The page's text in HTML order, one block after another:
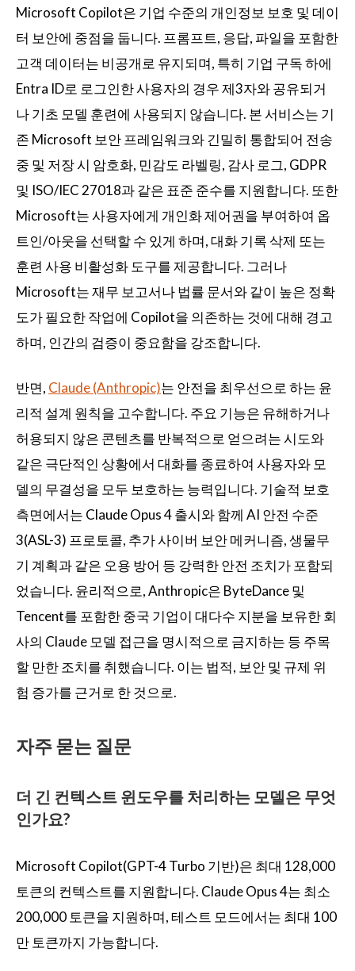
Microsoft Copilot은 기업 수준의 개인정보 보호 및 데이
터 보안에 중점을 둡니다. 프롬프트, 응답, 파일을 포함한
고객 데이터는 비공개로 유지되며, 특히 기업 구독 하에
Entra ID로 로그인한 사용자의 경우 제3자와 공유되거
나 기초 모델 훈련에 사용되지 않습니다. 본 서비스는 기
존 Microsoft 보안 프레임워크와 긴밀히 통합되어 전송
중 및 저장 시 암호화, 민감도 라벨링, 감사 로그, GDPR
및 ISO/IEC 27018과 같은 표준 준수를 지원합니다. 또한
Microsoft는 사용자에게 개인화 제어권을 부여하여 옵
트인/아웃을 선택할 수 있게 하며, 대화 기록 삭제 또는
훈련 사용 비활성화 도구를 제공합니다. 그러나
Microsoft는 재무 보고서나 법률 문서와 같이 높은 정확
도가 필요한 작업에 Copilot을 의존하는 것에 대해 경고
하며, 인간의 검증이 중요함을 강조합니다.
반면, Claude (Anthropic)는 안전을 최우선으로 하는 윤
리적 설계 원칙을 고수합니다. 주요 기능은 유해하거나
허용되지 않은 콘텐츠를 반복적으로 얻으려는 시도와
같은 극단적인 상황에서 대화를 종료하여 사용자와 모
델의 무결성을 모두 보호하는 능력입니다. 기술적 보호
측면에서는 Claude Opus 4 출시와 함께 AI 안전 수준
3(ASL-3) 프로토콜, 추가 사이버 보안 메커니즘, 생물무
기 계획과 같은 오용 방어 등 강력한 안전 조치가 포함되
었습니다. 윤리적으로, Anthropic은 ByteDance 및
Tencent를 포함한 중국 기업이 대다수 지분을 보유한 회
사의 Claude 모델 접근을 명시적으로 금지하는 등 주목
할 만한 조치를 취했습니다. 이는 법적, 보안 및 규제 위
험 증가를 근거로 한 것으로.
자주 묻는 질문
더 긴 컨텍스트 윈도우를 처리하는 모델은 무엇
인가요?
Microsoft Copilot(GPT-4 Turbo 기반)은 최대 128,000
토큰의 컨텍스트를 지원합니다. Claude Opus 4는 최소
200,000 토큰을 지원하며, 테스트 모드에서는 최대 100
만 토큰까지 가능합니다.